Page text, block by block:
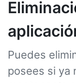
Puedes
posees si ya